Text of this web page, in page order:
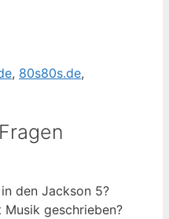
, 80s80s.de,
den Jackson 5?
geschrieben?